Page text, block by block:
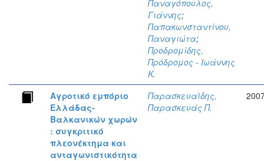
Παναγόπουλος,
Γιάννης;
Παπακωνσταντίνου,
Παναγιώτα;
Προδρομίδης,
Πρόδρομος - Ιωάννης
Κ.
Αγροτικό εμπόριο
Ελλάδας-
Βαλκανικών χωρών
: συγκριτικό
πλεονέκτημα και
ανταγωνιστικότητα
Παρασκευαϊδης,
Παρασκευάς Π.